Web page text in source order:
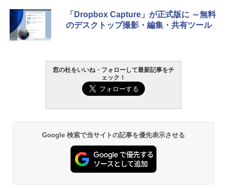
生成AIパスポート公式テキスト 第４版
￥1,766
1冊ですべて身につくHTML & CSSとWe
bデザイン入門講座［第2版］
ClaudeCode いちばんやさしい 教科書:
非エンジニア 初心者 素人 でも安心 使い
方 マニュアル AI副業にもコンテンツ作成
にもKindle出版にも！ 非エンジニアのた
めのAIコーディング入門シリーズ
Amazon Kindle - 目に優しい、かさばら
ない、大きな画面で読みやすい、6週間持
続バッテリー、6インチディスプレイ電子
￥16,980
Kindle Paperwhite シグニチャーエディ
るさ自動調整、色調調節ライト、12週間
￥27,980
Amazon Kindle Paperwhite (16GB) 7イ
ンチディスプレイ、色調調節ライト、12
「Dropbox Capture」が正式版に ～無料
のデスクトップ撮影・編集・共有ツール
窓の杜をいいね・フォローして最新記事をチ
ェック！
Google 検索で当サイトの記事を優先表示させる